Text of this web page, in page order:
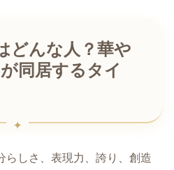
どんな人？華や
同居するタイ
らしさ、表現力、誇り、創造